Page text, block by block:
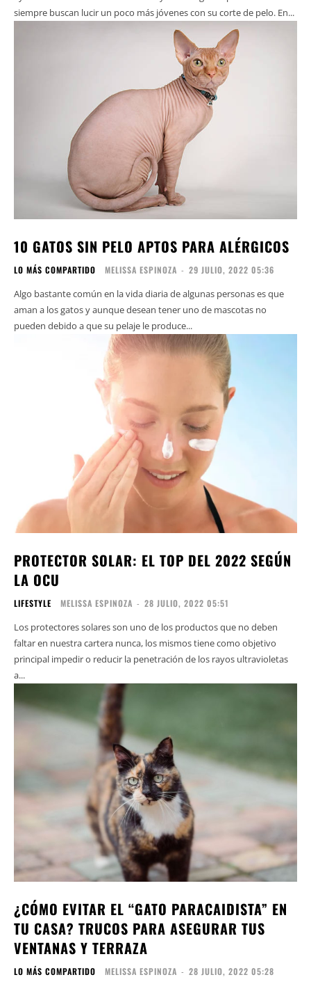
siempre buscan lucir un poco más jóvenes con su corte de pelo. En...
10 GATOS SIN PELO APTOS PARA ALÉRGICOS
LO MÁS COMPARTIDO MELISSA ESPINOZA - 29 JULIO, 2022 05:36
Algo bastante común en la vida diaria de algunas personas es que
aman a los gatos y aunque desean tener uno de mascotas no
pueden debido a que su pelaje le produce...
PROTECTOR SOLAR: EL TOP DEL 2022 SEGÚN
LA OCU
LIFESTYLE MELISSA ESPINOZA - 28 JULIO, 2022 05:51
Los protectores solares son uno de los productos que no deben
faltar en nuestra cartera nunca, los mismos tiene como objetivo
principal impedir o reducir la penetración de los rayos ultravioletas
a...
¿CÓMO EVITAR EL “GATO PARACAIDISTA” EN
TU CASA? TRUCOS PARA ASEGURAR TUS
VENTANAS Y TERRAZA
LO MÁS COMPARTIDO MELISSA ESPINOZA - 28 JULIO, 2022 05:28